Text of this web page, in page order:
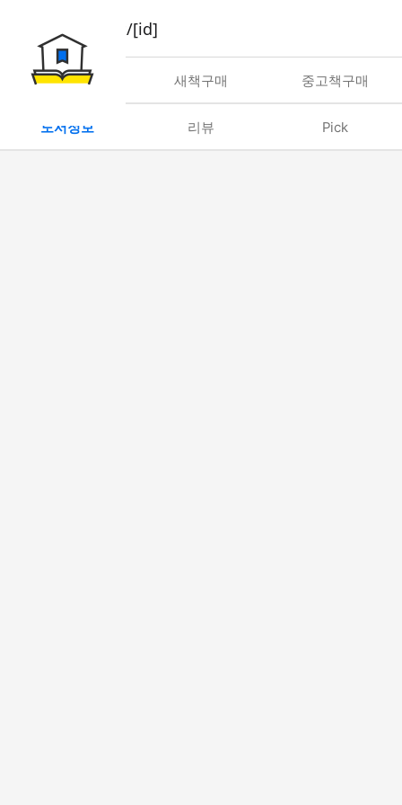
book/rent/[id]
대여 새책구매 중고책구매
도서정보 리뷰 Pick